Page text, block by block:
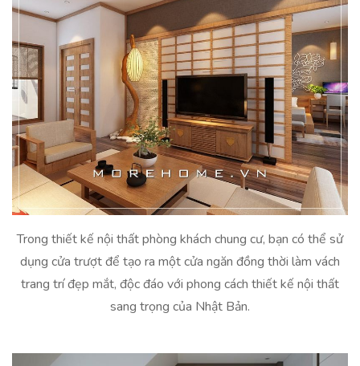
Trong thiết kế nội thất phòng khách chung cư, bạn có thể sử
dụng cửa trượt để tạo ra một cửa ngăn đồng thời làm vách
trang trí đẹp mắt, độc đáo với phong cách thiết kế nội thất
sang trọng của Nhật Bản.